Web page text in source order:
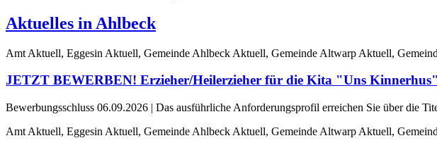
Aktuelles in Ahlbeck
Amt Aktuell, Eggesin Aktuell, Gemeinde Ahlbeck Aktuell, Gemeinde Altwarp Aktuell,
JETZT BEWERBEN! Erzieher/Heilerzieher für die Kita "Uns
Bewerbungsschluss 06.09.2026 | Das ausführliche Anforderungsprofil erreichen Sie über die
Amt Aktuell, Eggesin Aktuell, Gemeinde Ahlbeck Aktuell, Gemeinde Altwarp Aktuell,